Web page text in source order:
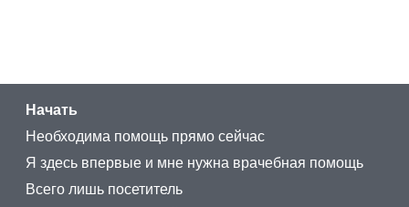
Начать
Необходима помощь прямо сейчас
Я здесь впервые и мне нужна врачебная помощь
Всего лишь посетитель